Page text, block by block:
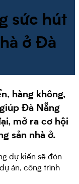
sức hút
ở Đà
hàng không,
Đà Nẵng
mở ra cơ hội
sản nhà ở.
dự kiến sẽ đón
án, công trình